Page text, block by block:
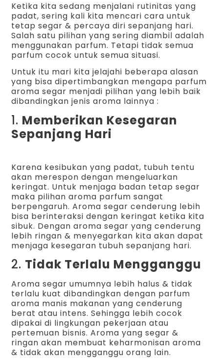
Ketika kita sedang menjalani rutinitas yang
padat, sering kali kita mencari cara untuk
tetap segar & percaya diri sepanjang hari.
Salah satu pilihan yang sering diambil adalah
menggunakan parfum. Tetapi tidak semua
parfum cocok untuk semua situasi.
Untuk itu mari kita jelajahi beberapa alasan
yang bisa dipertimbangkan mengapa parfum
aroma segar menjadi pilihan yang lebih baik
dibandingkan jenis aroma lainnya :
1. Memberikan Kesegaran
Sepanjang Hari
Karena kesibukan yang padat, tubuh tentu
akan merespon dengan mengeluarkan
keringat. Untuk menjaga badan tetap segar
maka pilihan aroma parfum sangat
berpengaruh. Aroma segar cenderung lebih
bisa berinteraksi dengan keringat ketika kita
sibuk. Dengan aroma segar yang cenderung
lebih ringan & menyegarkan kita akan dapat
menjaga kesegaran tubuh sepanjang hari.
2. Tidak Terlalu Mengganggu
Aroma segar umumnya lebih halus & tidak
terlalu kuat dibandingkan dengan parfum
aroma manis makanan yang cenderung
berat atau intens. Sehingga lebih cocok
dipakai di lingkungan pekerjaan atau
pertemuan bisnis. Aroma yang segar &
ringan akan membuat keharmonisan aroma
& tidak akan mengganggu orang lain.